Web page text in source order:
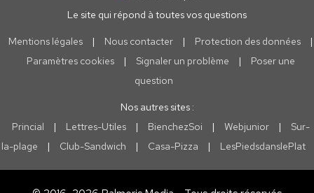
Le site qui répond à toutes vos questions
Mentions légales | Nous contacter | Protection des données
|
Paramètres cookies
| Signaler un problème |
Poser une
question
Nos autres sites :
Princial
| Lettres-Utiles | BienchezSoi | Webjunior |
Sur-
la-plage
| Club-Sandwich | Casa-Pizza | LesPiedsdanslePlat